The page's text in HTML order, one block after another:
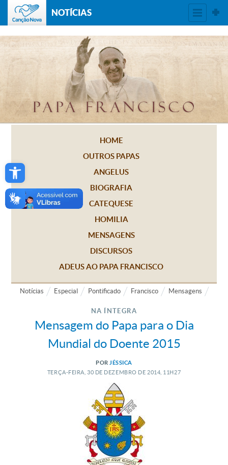
Open toolbar
NOTÍCIAS
HOME
OUTROS PAPAS
ANGELUS
BIOGRAFIA
CATEQUESE
HOMILIA
MENSAGENS
DISCURSOS
ADEUS AO PAPA FRANCISCO
Notícias Especial Pontificado Francisco Mensagens
NA ÍNTEGRA
Mensagem do Papa para o Dia
Mundial do Doente 2015
POR JÉSSICA
TERÇA-FEIRA, 30 DE DEZEMBRO DE 2014, 11H27